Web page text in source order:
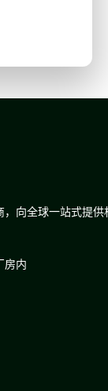
向全球一站式提供
房内